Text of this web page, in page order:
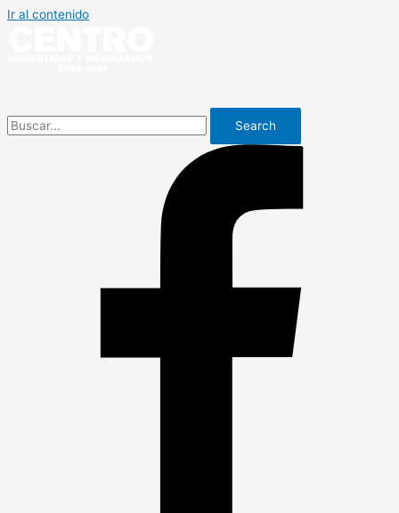
Ir al contenido
Search